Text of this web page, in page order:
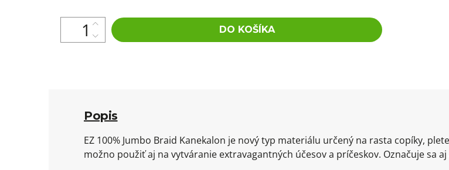
DO KOŠÍKA
Popis
EZ 100% Jumbo Braid Kanekalon je nový typ materiálu určený na rasta copíky,
možno použiť aj na vytváranie extravagantných účesov a príčeskov. Označuje sa